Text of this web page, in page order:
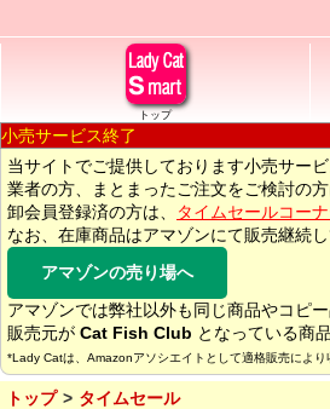
トップ
小売サービス終了
当サイトでご提供しております小売サー
業者の方、まとまったご注文をご検討の方
卸会員登録済の方は、
タイムセールコー
なお、在庫商品はアマゾンにて販売継続し
アマゾンの売り場へ
アマゾンでは弊社以外も同じ商品やコピ
販売元が Cat Fish Club となっている商
*Lady Catは、Amazonアソシエイトとして適格販売により
トップ
タイムセール